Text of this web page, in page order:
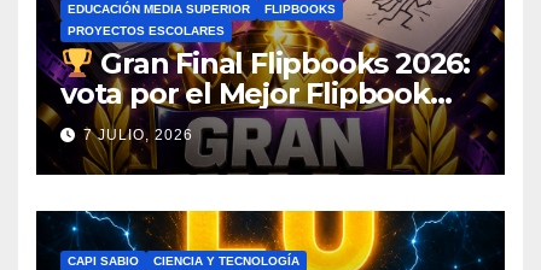
EDUCACIÓN MEDIA SUPERIOR
FLIPBOOKS
PROYECTOS ESCOLARES
Gran Final Flipbooks 2026:
vota por el Mejor Flipbook
del Ciclo Escolar
7 JULIO, 2026
CAPI SABIO
CIENCIA Y TECNOLOGÍA